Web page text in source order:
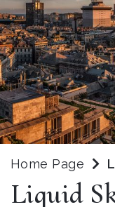
Home Page
Liquid